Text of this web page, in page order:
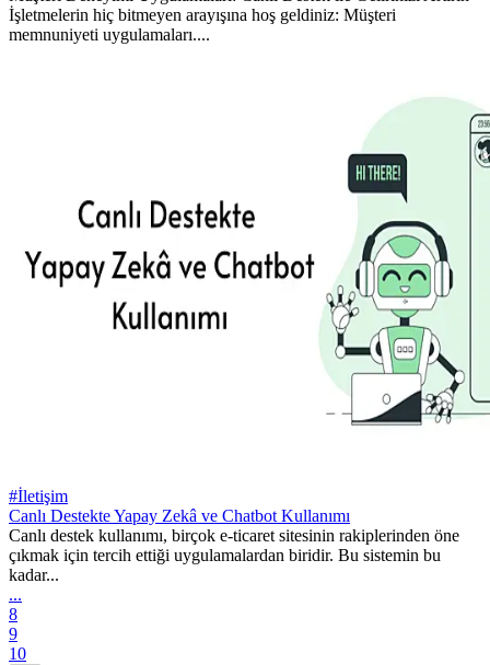
İşletmelerin hiç bitmeyen arayışına hoş geldiniz: Müşteri
memnuniyeti uygulamaları....
#İletişim
Canlı Destekte Yapay Zekâ ve Chatbot Kullanımı
Canlı destek kullanımı, birçok e-ticaret sitesinin rakiplerinden öne
çıkmak için tercih ettiği uygulamalardan biridir. Bu sistemin bu
kadar...
...
8
9
10